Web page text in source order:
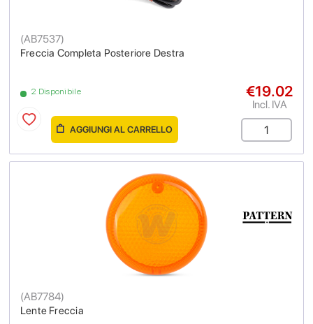
Freccia Completa Posteriore Destra
(AB7537)
2 Disponibile €19.02
Incl. IVA
AGGIUNGI AL CARRELLO
Lente Freccia
(AB7784)